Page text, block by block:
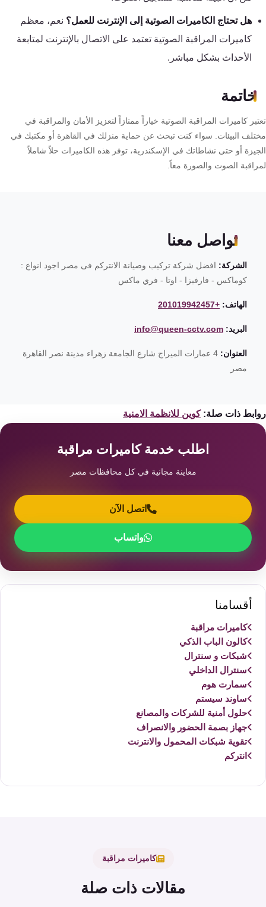
هل تحتاج الكاميرات الصوتية إلى الإنترنت للعمل؟نعم، معظم
كاميرات المراقبة الصوتية تعتمد على الاتصال بالإنترنت لمتابعة
الأحداث بشكل مباشر.
خاتمة
كاميرات المراقبة الصوتية خياراً ممتازاً لتعزيز الأمان والمراقبة في
البيئات. سواء كنت تبحث عن حماية منزلك في القاهرة أو مكتبك في
أو حتى نشاطاتك في الإسكندرية، توفر هذه الكاميرات حلاً شاملاً
الصوت والصورة معاً.
تواصل معنا
الشركة:افضل شركة تركيب وصيانة الانتركم فى مصر اجود انواع :
كوماكس - فارفيزا - اوتا - فري ماكس
الهاتف: +201019942457
البريد: info@queen-cctv.com
العنوان:
4 عمارات الميراج شارع الجامعة زهراء مدينة نصر القاهرة
مصر
ذات صلة: كوين للانظمة الامنية
اطلب خدمة كاميرات مراقبة
معاينة مجانية في كل محافظات مصر
اتصل الآن
واتساب
أقسامنا
كاميرات مراقبة
كالون الباب الذكي
شبكات و سنترال
سنترال الداخلي
سمارت هوم
ساوند سيستم
حلول أمنية للشركات والمصانع
جهاز بصمة الحضور والانصراف
تقوية شبكات المحمول والانترنت
انتركم
كاميرات مراقبة
مقالات ذات صلة